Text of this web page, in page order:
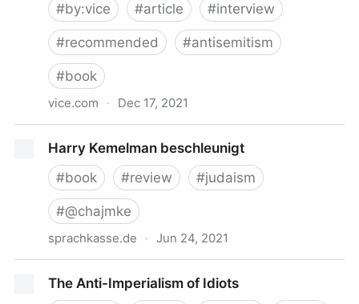
#by:vice #article #interview
#recommended #antisemitism
#book
vice.com · Dec 17, 2021
vielleicht trotzdem Antisemit
Har­ry Kemelman beschleunigt
#book #review #judaism
#@chajmke
sprachkasse.de · Jun 24, 2021
The Anti-Imperialism of Idiots